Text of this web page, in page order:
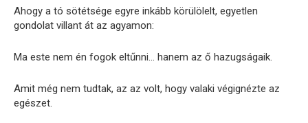
Ahogy a tó sötétsége egyre inkább körülölelt, egyetlen
gondolat villant át az agyamon:
Ma este nem én fogok eltűnni… hanem az ő hazugságaik.
Amit még nem tudtak, az az volt, hogy valaki végignézte az
egészet.